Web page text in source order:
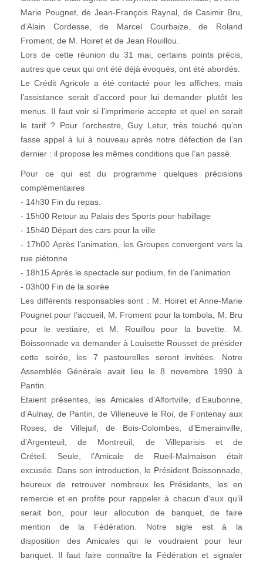
Marie Pougnet, de Jean-François Raynal, de Casimir Bru,
d’Alain Cordesse, de Marcel Courbaize, de Roland
Froment, de M. Hoiret et de Jean Rouillou.
Lors de cette réunion du 31 mai, certains points précis,
autres que ceux qui ont été déjà évoqués, ont été abordés.
Le Crédit Agricole a été contacté pour les affiches, mais
l’assistance serait d’accord pour lui demander plutôt les
menus. Il faut voir si l’imprimerie accepte et quel en serait
le tarif ? Pour l’orchestre, Guy Letur, très touché qu’on
fasse appel à lui à nouveau après notre défection de l’an
dernier : il propose les mêmes conditions que l’an passé.
Pour ce qui est du programme quelques précisions
complémentaires
- 14h30 Fin du repas.
- 15h00 Retour au Palais des Sports pour habillage
- 15h40 Départ des cars pour la ville
- 17h00 Après l’animation, les Groupes convergent vers la
rue piétonne
- 18h15 Après le spectacle sur podium, fin de l’animation
- 03h00 Fin de la soirée
Les différents responsables sont : M. Hoiret et Anne-Marie
Pougnet pour l’accueil, M. Froment pour la tombola, M. Bru
pour le vestiaire, et M. Rouillou pour la buvette. M.
Boissonnade va demander à Louisette Rousset de présider
cette soirée, les 7 pastourelles seront invitées. Notre
Assemblée Générale avait lieu le 8 novembre 1990 à
Pantin.
Etaient présentes, les Amicales d’Alfortville, d’Eaubonne,
d’Aulnay, de Pantin, de Villeneuve le Roi, de Fontenay aux
Roses, de Villejuif, de Bois-Colombes, d’Emerainville,
d’Argenteuil, de Montreuil, de Villeparisis et de
Créteil. Seule, l’Amicale de Rueil-Malmaison était
excusée. Dans son introduction, le Président Boissonnade,
heureux de retrouver nombreux les Présidents, les en
remercie et en profite pour rappeler à chacun d’eux qu’il
serait bon, pour leur allocution de banquet, de faire
mention de la Fédération. Notre sigle est à la
disposition des Amicales qui le voudraient pour leur
banquet. Il faut faire connaître la Fédération et signaler